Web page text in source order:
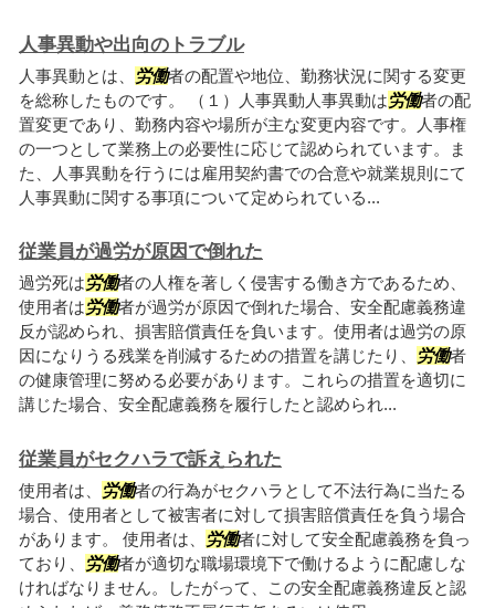
人事異動や出向のトラブル
人事異動とは、 労働者の配置や地位、勤務状況に関する変更
を総称したものです。 （１）人事異動人事異動は労働者の配
置変更であり、勤務内容や場所が主な変更内容です。人事権
の一つとして業務上の必要性に応じて認められています。ま
た、人事異動を行うには雇用契約書での合意や就業規則にて
人事異動に関する事項について定められている...
従業員が過労が原因で倒れた
過労死は労働者の人権を著しく侵害する働き方であるため、
使用者は労働者が過労が原因で倒れた場合、安全配慮義務違
反が認められ、損害賠償責任を負います。使用者は過労の原
因になりうる残業を削減するための措置を講じたり、
労働者
の健康管理に努める必要があります。これらの措置を適切に
講じた場合、安全配慮義務を履行したと認められ...
従業員がセクハラで訴えられた
使用者は、 労働者の行為がセクハラとして不法行為に当たる
場合、使用者として被害者に対して損害賠償責任を負う場合
があります。 使用者は、
労働者に対して安全配慮義務を負っ
ており、
労働者が適切な職場環境下で働けるように配慮しな
ければなりません。したがって、この安全配慮義務違反と認